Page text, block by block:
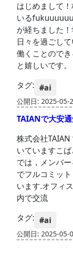
はじめまして
いる
が経ちました
日々を過ごし
働くことので
と嬉しいです。
タグ: #ai
公開日: 2025-05-
TAIANで大安
株式会社
いていますこ
では，メンバ
でフルコミッ
います.オフィ
内で交流
タグ: #ai
公開日: 2025-05-